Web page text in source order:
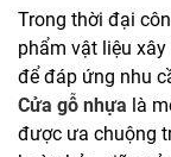
Trong thời đại
phẩm vật liệu
để đáp ứng nhu
Cửa gỗ nhựa là
được ưa chuộng